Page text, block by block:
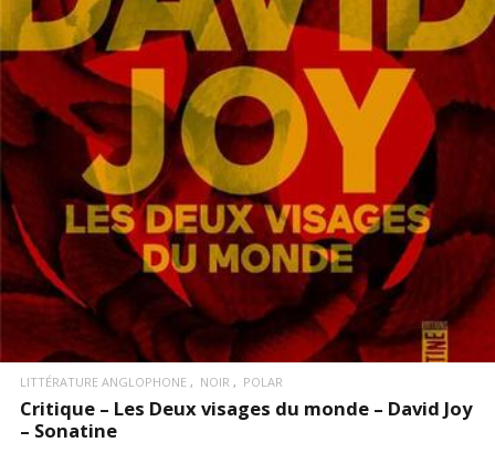
LIRE LA SUITE
LITTÉRATURE ANGLOPHONE NOIR POLAR
Critique – Les Deux visages du monde – David Joy
– Sonatine